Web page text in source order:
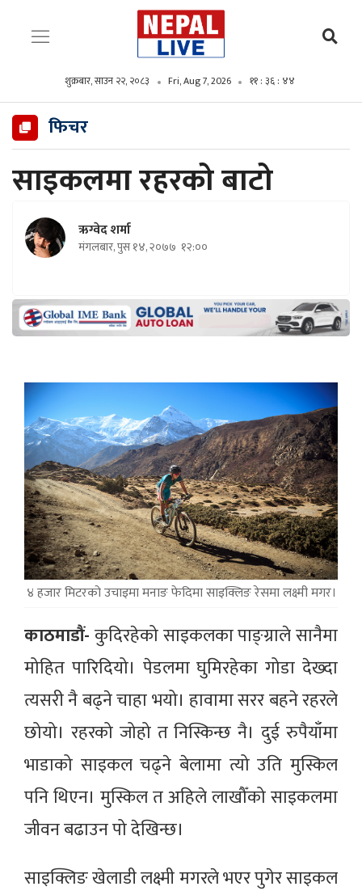
शुक्रबार, साउन २२, २०८३ Fri, Aug 7, 2026 ११ : ३६ : ४५
फिचर
साइकलमा रहरको बाटो
ऋग्वेद शर्मा
मंगलबार, पुस १४, २०७७ १२:००
४ हजार मिटरको उचाइमा मनाङ फेदिमा साइक्लिङ रेसमा लक्ष्मी मगर।
काठमाडौं-कुदिरहेको साइकलका पाङ्ग्राले सानैमा
मोहित पारिदियो। पेडलमा घुमिरहेका गोडा देख्दा
त्यसरी नै बढ्ने चाहा भयो। हावामा सरर बहने रहरले
छोयो। रहरको जोहो त निस्किन्छ नै। दुई रुपैयाँमा
भाडाको साइकल चढ्ने बेलामा त्यो उति मुस्किल
पनि थिएन। मुस्किल त अहिले लाखौँको साइकलमा
जीवन बढाउन पो देखिन्छ।
साइक्लिङ खेलाडी लक्ष्मी मगरले भएर पुगेर साइकल